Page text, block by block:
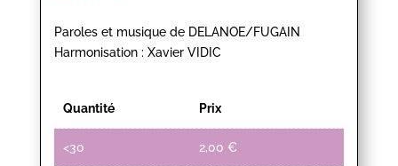
Paroles et musique de DELANOE/FUGAIN
Harmonisation : Xavier VIDIC
Quantité Prix
<30 2,00 €